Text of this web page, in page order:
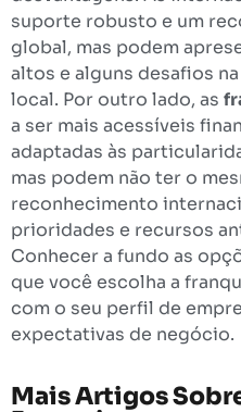
suporte robusto e um
global, mas podem
altos e alguns desafios
local. Por outro lado, as
a ser mais acessíveis
adaptadas às
mas podem não ter o
reconhecimento
prioridades e recursos
Conhecer a fundo as
que você escolha a
com o seu perfil de
expectativas de negócio.
Mais Artigos